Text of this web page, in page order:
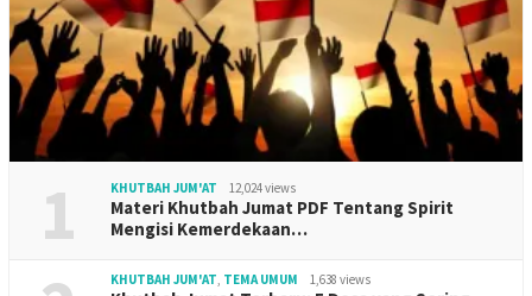
1 KHUTBAH JUM'AT 12,024 views
Materi Khutbah Jumat PDF Tentang Spirit
Mengisi Kemerdekaan…
KHUTBAH JUM'AT, TEMA UMUM 1,638 views